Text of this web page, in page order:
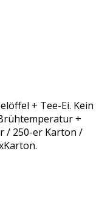
+ Tee-Ei. Kein
+
/ 250-er Karton /